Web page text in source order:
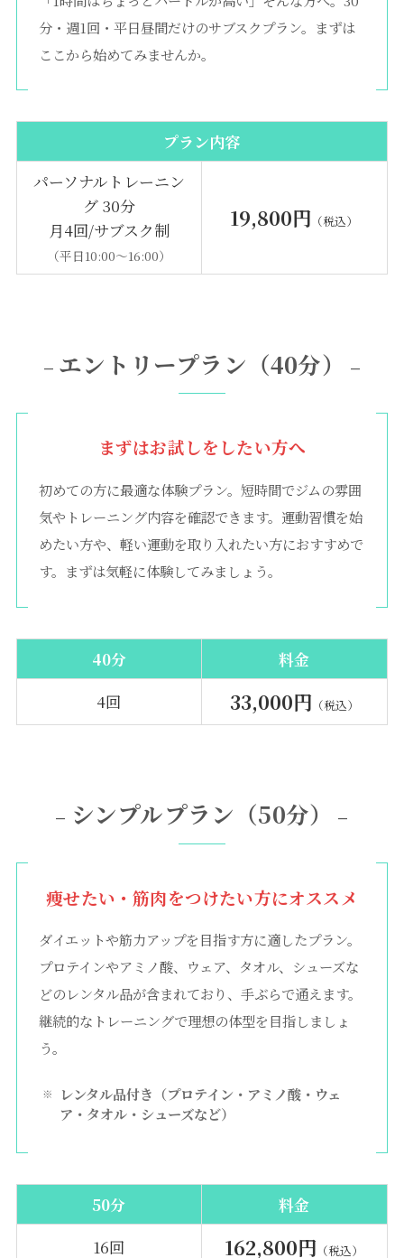
分・週1回・平日昼間だけのサブスクプラン。まずは
ここから始めてみませんか。
プラン内容
パーソナルトレーニン
グ 30分
月4回/サブスク制
（平日10:00〜16:00）
19,800円 （税込）
– エントリープラン（40分） –
まずはお試しをしたい方へ
初めての方に最適な体験プラン。短時間でジムの雰囲
気やトレーニング内容を確認できます。運動習慣を始
めたい方や、軽い運動を取り入れたい方におすすめで
す。まずは気軽に体験してみましょう。
40分
料金
4回
33,000円 （税込）
– シンプルプラン（50分） –
痩せたい・筋肉をつけたい方にオススメ
ダイエットや筋力アップを目指す方に適したプラン。
プロテインやアミノ酸、ウェア、タオル、シューズな
どのレンタル品が含まれており、手ぶらで通えます。
継続的なトレーニングで理想の体型を目指しましょ
う。
レンタル品付き（プロテイン・アミノ酸・ウェ
ア・タオル・シューズなど）
50分
料金
16回
162,800円 （税込）